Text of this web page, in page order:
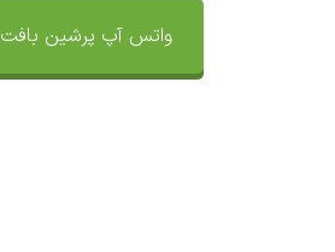
واتس آپ پرشین بافت